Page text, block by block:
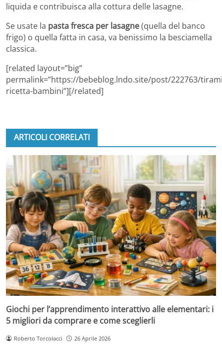
liquida e contribuisca alla cottura delle lasagne.
Se usate la pasta fresca per lasagne(quella del banco
frigo) o quella fatta in casa, va benissimo la besciamella
classica.
[related layout=”big”
permalink=”https://bebeblog.lndo.site/post/222763/
ricetta-bambini”][/related]
ARTICOLI CORRELATI
Giochi per l’apprendimento interattivo alle elementari: i
5 migliori da comprare e come sceglierli
Roberto Torcolacci 26 Aprile 2026